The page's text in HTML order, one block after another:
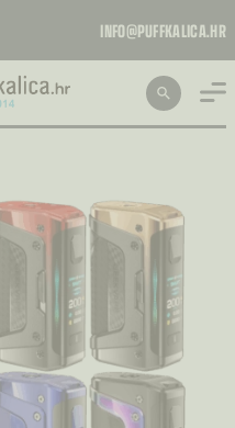
INFO@PUFFKALICA.HR